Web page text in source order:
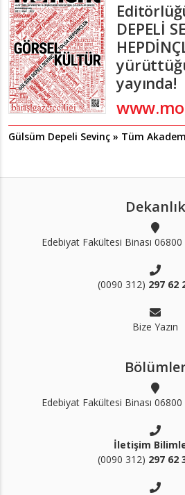
DEPELİ
yayında!
Gülsüm Depeli Sevinç » Tüm
Dekanlık
Edebiyat Fakültesi Binası
(0090 312) 297 62
Bize Yazın
Edebiyat Fakültesi Binası
İletişim
(0090 312) 297 62